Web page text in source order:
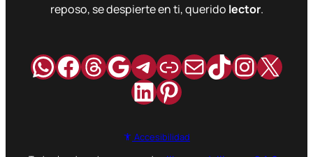
reposo, se despierte en ti, querido lector.
WhatsApp
Facebook
Hilos
Google
Telegram
Enlace
Correo
TikTok
X
LinkedIn
Pinterest
Accesibilidad